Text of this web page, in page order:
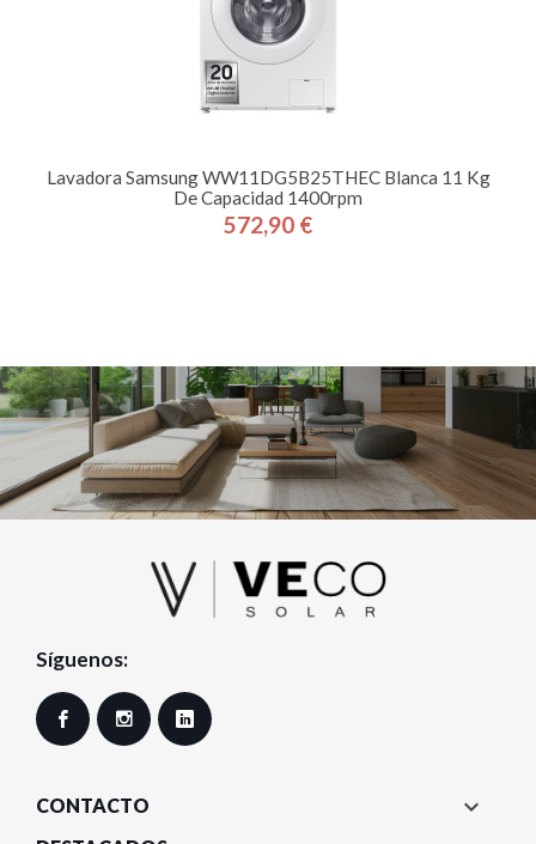
Lavadora Samsung WW11DG5B25THEC Blanca 11 Kg
De Capacidad 1400rpm
Precio
572,90 €
Síguenos:
Facebook Instagram
CONTACTO 